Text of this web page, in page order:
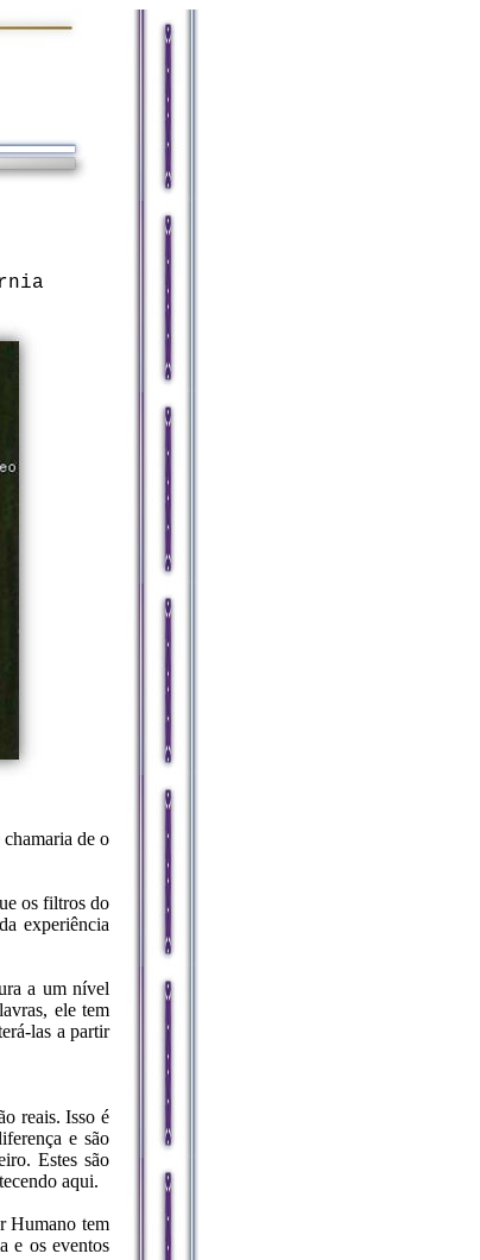
de o
os filtros do
experiência
a um nível
ele tem
las a partir
reais. Isso é
e são
Estes são
aqui.
Humano tem
e os eventos